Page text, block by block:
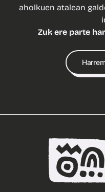
aholkuen atalean
Zuk ere parte